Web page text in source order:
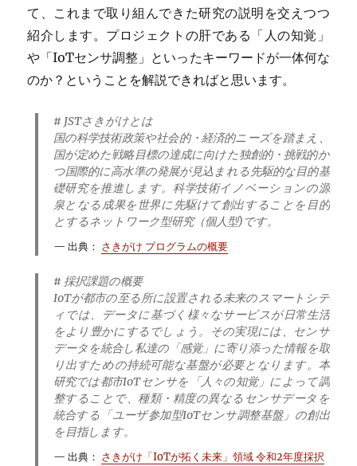
て、これまで取り組んできた研究の説明を交えつつ
紹介します。プロジェクトの肝である「人の知覚」
や「IoTセンサ調整」といったキーワードが一体何な
のか？ということを解説できればと思います。
# JSTさきがけとは
国の科学技術政策や社会的・経済的ニーズを踏まえ、
国が定めた戦略目標の達成に向けた独創的・挑戦的か
つ国際的に高水準の発展が見込まれる先駆的な目的基
礎研究を推進します。科学技術イノベーションの源
泉となる成果を世界に先駆けて創出することを目的
とするネットワーク型研究（個人型)です。
出典： さきがけ プログラムの概要
# 採択課題の概要
IoTが都市の至る所に設置される未来のスマートシテ
ィでは、データに基づく様々なサービスが日常生活
をより豊かにするでしょう。その実現には、センサ
データを統合し私達の「感覚」に寄り添った情報を取
り出すための持続可能な基盤が必要となります。本
研究では都市IoTセンサを「人々の知覚」によって調
整することで、種類・精度の異なるセンサデータを
統合する「ユーザ参加型IoTセンサ調整基盤」の創出
を目指します。
出典： さきがけ「IoTが拓く未来」領域 令和2年度採択